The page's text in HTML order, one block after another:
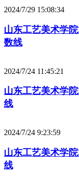
2024/7/29 15:08:34
山东工艺美术学
数线
2024/7/24 11:45:21
山东工艺美术学
线
2024/7/24 9:23:59
山东工艺美术学
线